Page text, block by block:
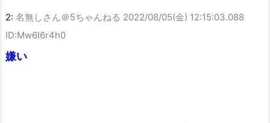
2: 名無しさん＠5ちゃんねる 2022/08/05(金) 12:15:03.088
ID:Mw6I6r4h0
嫌い